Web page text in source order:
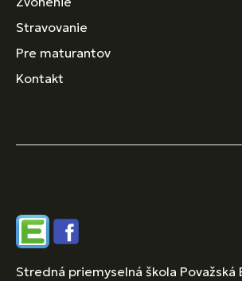
Stravovanie
Pre maturantov
Kontakt
EdupageFacebook
Stredná priemyselná škola Považská